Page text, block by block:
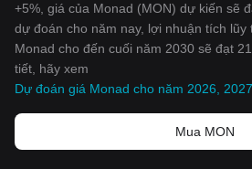
+5%, giá của Monad (MON) dự kiến sẽ
dự đoán cho năm nay, lợi nhuận tích
Monad cho đến cuối năm 2030 sẽ đạt
tiết, hãy xem
Dự đoán giá Monad cho năm 2026,
Mua MON